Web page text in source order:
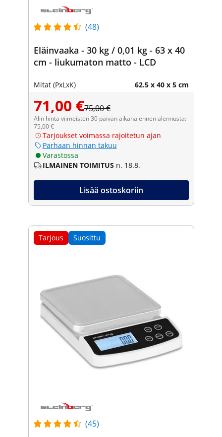
(48)
Eläinvaaka - 30 kg / 0,01 kg - 63 x 40
cm - liukumaton matto - LCD
Mitat (PxLxK) 62.5 x 40 x 5 cm
71,00 €75,00 €
Alin hinta viimeisten 30 päivän aikana ennen alennusta:
75,00 €
Tarjoukset voimassa rajoitetun ajan
Parhaan hinnan takuu
Varastossa
ILMAINEN TOIMITUS n. 18.8.
Lisää ostoskoriin
Tarjous Suosittu
(45)